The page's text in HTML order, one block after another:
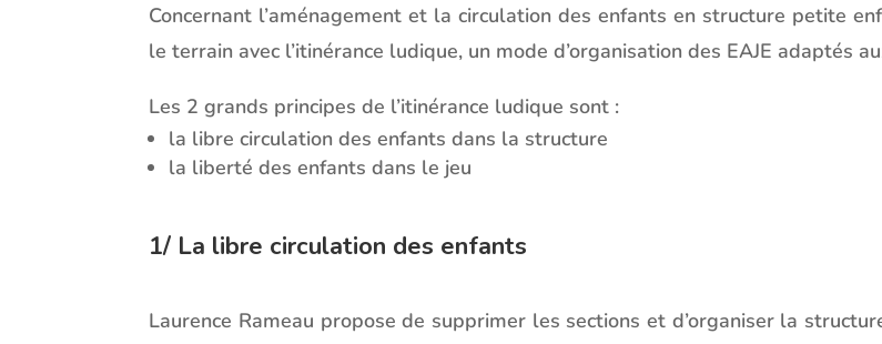
Concernant l’aménagement et la circulation des enfants en structure petite
le terrain avec l’itinérance ludique, un mode d’organisation des EAJE adaptés
Les 2 grands principes de l’itinérance ludique sont :
la libre circulation des enfants dans la structure
la liberté des enfants dans le jeu
1/ La libre circulation des enfants
Laurence Rameau propose de supprimer les sections et d’organiser la